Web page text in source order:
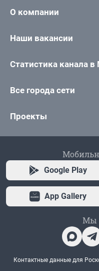
О компании
Наши вакансии
Статистика канала в
Все города сети
Проекты
Google Play
App Gallery
Мы
Контактные данные для